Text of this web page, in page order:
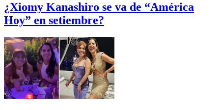
¿Xiomy Kanashiro se va de “América
Hoy” en setiembre?